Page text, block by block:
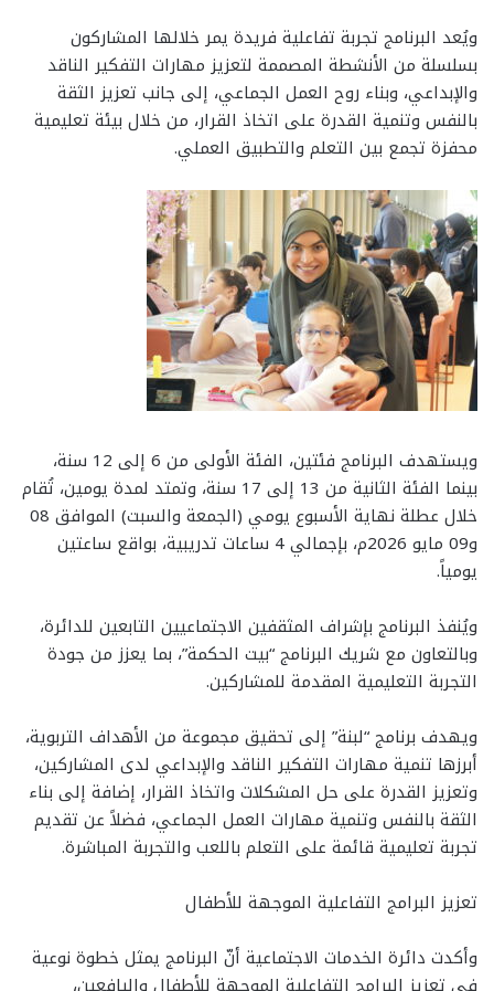
ويُعد البرنامج تجربة تفاعلية فريدة يمر خلالها المشاركون
بسلسلة من الأنشطة المصممة لتعزيز مهارات التفكير الناقد
والإبداعي، وبناء روح العمل الجماعي، إلى جانب تعزيز الثقة
بالنفس وتنمية القدرة على اتخاذ القرار، من خلال بيئة تعليمية
محفزة تجمع بين التعلم والتطبيق العملي.
ويستهدف البرنامج فئتين، الفئة الأولى من 6 إلى 12 سنة،
بينما الفئة الثانية من 13 إلى 17 سنة، وتمتد لمدة يومين، تُقام
خلال عطلة نهاية الأسبوع يومي (الجمعة والسبت) الموافق 08
و09 مايو 2026م، بإجمالي 4 ساعات تدريبية، بواقع ساعتين
يومياً.
ويُنفذ البرنامج بإشراف المثقفين الاجتماعيين التابعين للدائرة،
وبالتعاون مع شريك البرنامج “بيت الحكمة”، بما يعزز من جودة
التجربة التعليمية المقدمة للمشاركين.
ويهدف برنامج “لبنة” إلى تحقيق مجموعة من الأهداف التربوية،
أبرزها تنمية مهارات التفكير الناقد والإبداعي لدى المشاركين،
وتعزيز القدرة على حل المشكلات واتخاذ القرار، إضافة إلى بناء
الثقة بالنفس وتنمية مهارات العمل الجماعي، فضلاً عن تقديم
تجربة تعليمية قائمة على التعلم باللعب والتجربة المباشرة.
تعزيز البرامج التفاعلية الموجهة للأطفال
وأكدت دائرة الخدمات الاجتماعية أنّ البرنامج يمثل خطوة نوعية